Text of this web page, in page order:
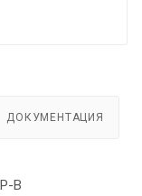
ДОКУМЕНТАЦИЯ
B